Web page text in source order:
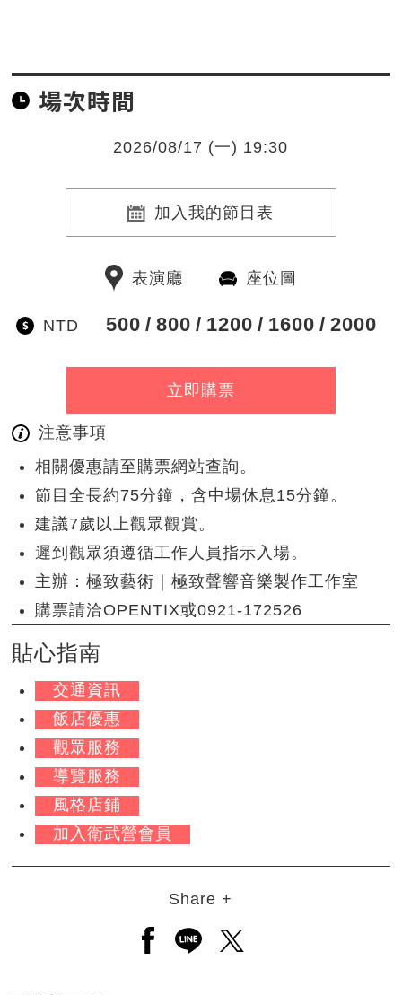
場次時間
2026/08/17 (一) 19:30
加入我的節目表
表演廳 座位圖
NTD 500 800 1200 1600 2000
立即購票
注意事項
相關優惠請至購票網站查詢。
節目全長約75分鐘，含中場休息15分鐘。
建議7歲以上觀眾觀賞。
遲到觀眾須遵循工作人員指示入場。
主辦：極致藝術｜極致聲響音樂製作工作室
購票請洽OPENTIX或0921-172526
貼心指南
交通資訊
飯店優惠
觀眾服務
導覽服務
風格店鋪
加入衛武營會員
Share +
另開新視窗分享至facebook
另開新視窗分享至line
另開新視窗分享至